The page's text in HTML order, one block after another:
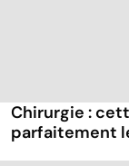
Chirurgie :
parfaitement